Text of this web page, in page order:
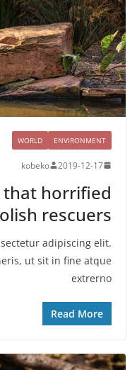
ENVIRONMENT
WORLD
2019-12-17
kobeko
that horrified
rescuers
adipiscing elit.
ut sit in fine atque
extrerno
Read More